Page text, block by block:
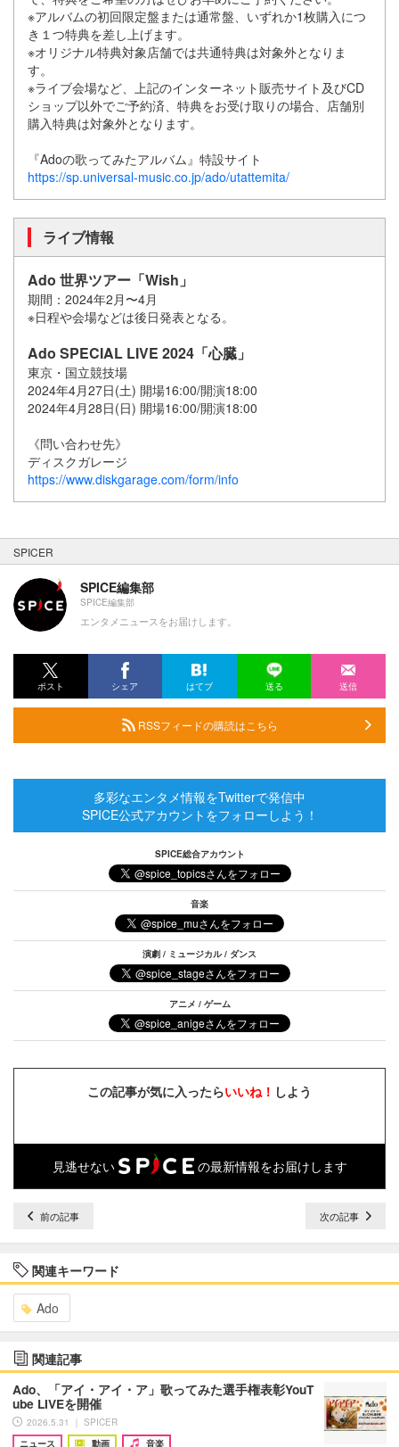
※アルバムの初回限定盤または通常盤、いずれか1枚購入につ
き１つ特典を差し上げます。
※オリジナル特典対象店舗では共通特典は対象外となりま
す。
※ライブ会場など、上記のインターネット販売サイト及びCD
ショップ以外でご予約済、特典をお受け取りの場合、店舗別
購入特典は対象外となります。
『Adoの歌ってみたアルバム』特設サイト
https://sp.universal-music.co.jp/ado/utattemita/
ライブ情報
Ado 世界ツアー「Wish」
期間：2024年2月〜4月
※日程や会場などは後日発表となる。
Ado SPECIAL LIVE 2024「心臓」
東京・国立競技場
2024年4月27日(土) 開場16:00/開演18:00
2024年4月28日(日) 開場16:00/開演18:00
《問い合わせ先》
ディスクガレージ
https://www.diskgarage.com/form/info
SPICER
SPICE編集部
SPICE編集部
エンタメニュースをお届けします。
ポスト シェア はてブ 送る 送信
RSSフィードの購読はこちら
多彩なエンタメ情報をTwitterで発信中
SPICE公式アカウントをフォローしよう！
SPICE総合アカウント
音楽
演劇 / ミュージカル / ダンス
アニメ / ゲーム
この記事が気に入ったらいいね！ しよう
見逃せない の最新情報をお届けします
前の記事 次の記事
関連キーワード
Ado
関連記事
Ado、「アイ・アイ・ア」歌ってみた選手権表彰YouT
ube LIVEを開催
2026.5.31 ｜ SPICER
ニュース
動画 音楽